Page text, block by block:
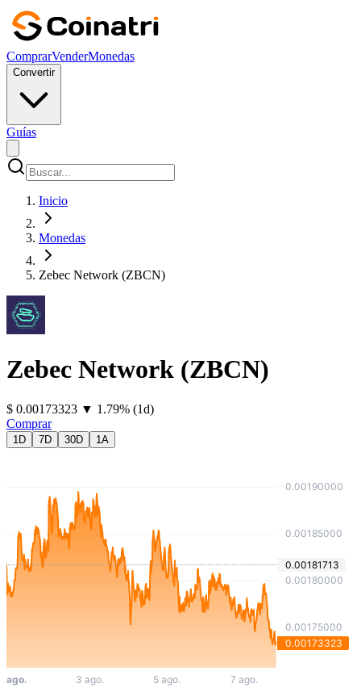
ComprarVenderMonedas
Convertir
Guías
Inicio
Monedas
Zebec Network (ZBCN)
Zebec Network (ZBCN)
⁦$⁩ 0.00173323 ▼ 1.79% (1d)
Comprar
1D 7D 30D 1A